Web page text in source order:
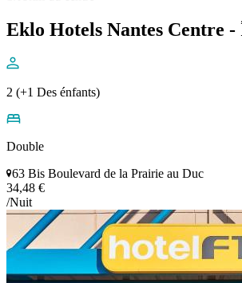
Eklo Hotels Nantes Centre -
2 (+1 Des énfants)
Double
63 Bis Boulevard de la Prairie au Duc
34,48 €
/Nuit